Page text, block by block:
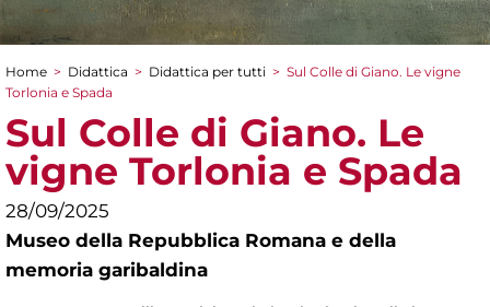
Tu sei qui
Home > Didattica > Didattica per tutti > Sul Colle di Giano. Le vigne
Torlonia e Spada
Sul Colle di Giano. Le
vigne Torlonia e Spada
28/09/2025
Museo della Repubblica Romana e della
memoria garibaldina